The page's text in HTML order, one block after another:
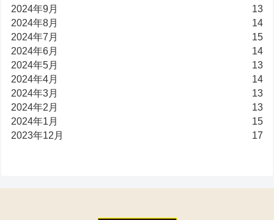
2024年9月
13
2024年8月
14
2024年7月
15
2024年6月
14
2024年5月
13
2024年4月
14
2024年3月
13
2024年2月
13
2024年1月
15
2023年12月
17